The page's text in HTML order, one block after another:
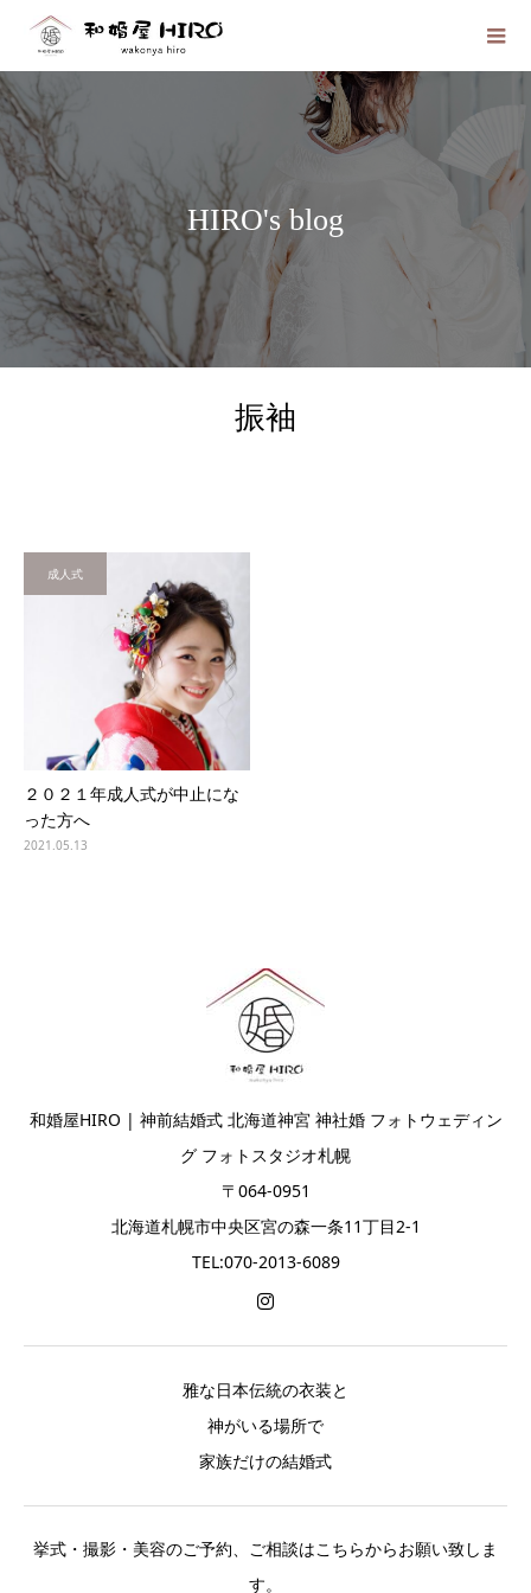
HIRO's blog
振袖
成人式
２０２１年成人式が中止にな
った方へ
2021.05.13
和婚屋HIRO | 神前結婚式 北海道神宮 神社婚 フォトウェディン
グ フォトスタジオ札幌
〒064-0951
北海道札幌市中央区宮の森一条11丁目2-1
TEL:070-2013-6089
雅な日本伝統の衣装と
神がいる場所で
家族だけの結婚式
挙式・撮影・美容のご予約、ご相談はこちらからお願い致しま
す。